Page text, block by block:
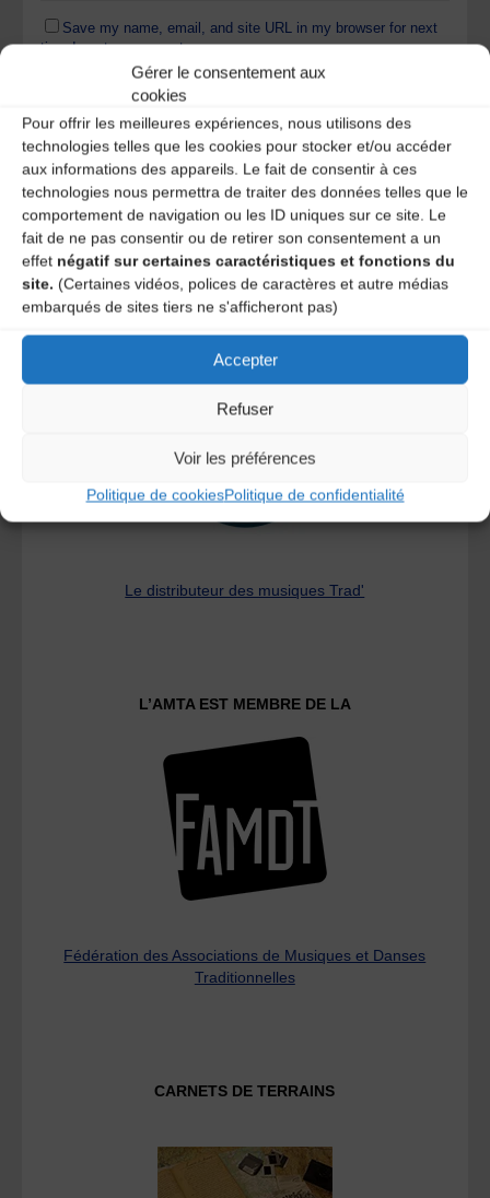
Gérer le consentement aux
cookies
Pour offrir les meilleures expériences, nous utilisons des
technologies telles que les cookies pour stocker et/ou accéder
aux informations des appareils. Le fait de consentir à ces
technologies nous permettra de traiter des données telles que le
comportement de navigation ou les ID uniques sur ce site. Le
fait de ne pas consentir ou de retirer son consentement a un
effet négatif sur certaines caractéristiques et fonctions du
site. (Certaines vidéos, polices de caractères et autre médias
embarqués de sites tiers ne s'afficheront pas)
Accepter
Refuser
Voir les préférences
Politique de cookiesPolitique de confidentialité
Save my name, email, and site URL in my browser for next
time I post a comment.
Ce site utilise Akismet pour réduire les indésirables.En
savoir plus sur la façon dont les données de vos
commentaires sont traitées.
Le distributeur des musiques Trad'
L’AMTA EST MEMBRE DE LA
Fédération des Associations de Musiques et Danses
Traditionnelles
CARNETS DE TERRAINS